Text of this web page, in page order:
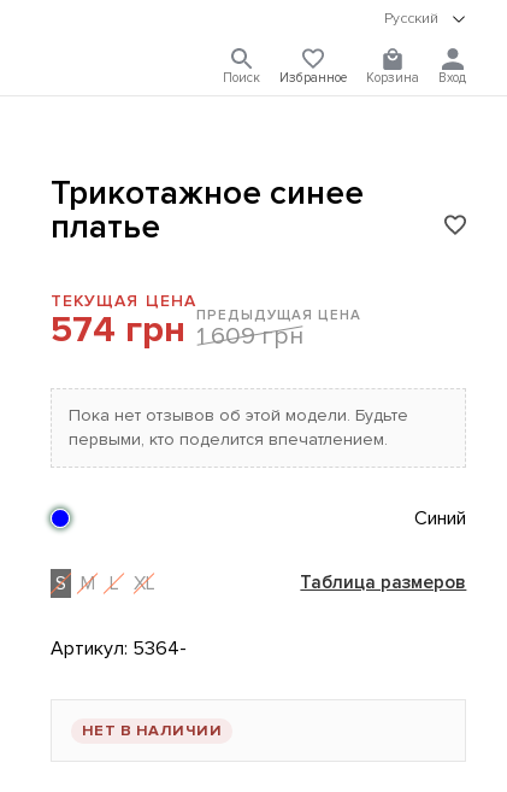
Русский
Поиск Избранное Корзина Вход
Трикотажное синее
платье
ТЕКУЩАЯ ЦЕНА
574 грн ПРЕДЫДУЩАЯ ЦЕНА
1 609 грн
Пока нет отзывов об этой модели. Будьте
первыми, кто поделится впечатлением.
Синий
S M L XL Таблица размеров
Артикул: 5364-
НЕТ В НАЛИЧИИ